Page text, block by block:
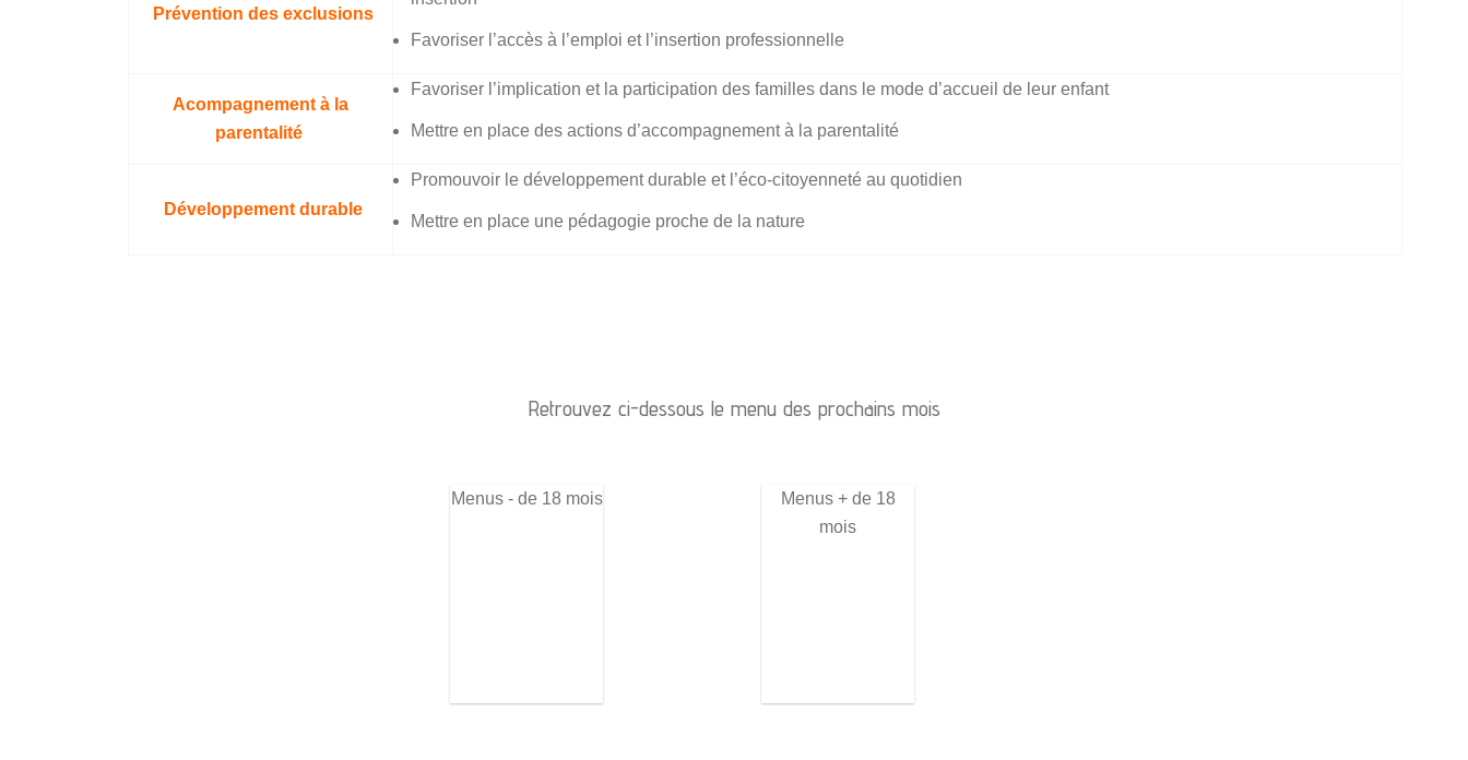
Prévention des exclusions
Favoriser l’accès à l’emploi et l’insertion professionnelle
Acompagnement à la
parentalité
Favoriser l’implication et la participation des familles dans le mode d’accueil de leur enfant
Mettre en place des actions d’accompagnement à la parentalité
Développement durable
Promouvoir le développement durable et l’éco-citoyenneté au quotidien
Mettre en place une pédagogie proche de la nature
Retrouvez ci-dessous le menu des prochains mois
Menus - de 18 mois
Menus + de 18
mois